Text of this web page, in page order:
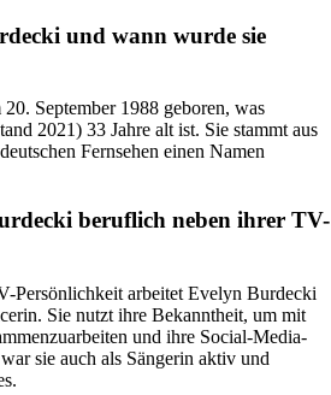
und wann wurde sie
September 1988 geboren, was
2021) 33 Jahre alt ist. Sie stammt aus
Fernsehen einen Namen
beruflich neben ihrer TV-
Persönlichkeit arbeitet Evelyn Burdecki
Sie nutzt ihre Bekanntheit, um mit
und ihre Social-Media-
sie auch als Sängerin aktiv und